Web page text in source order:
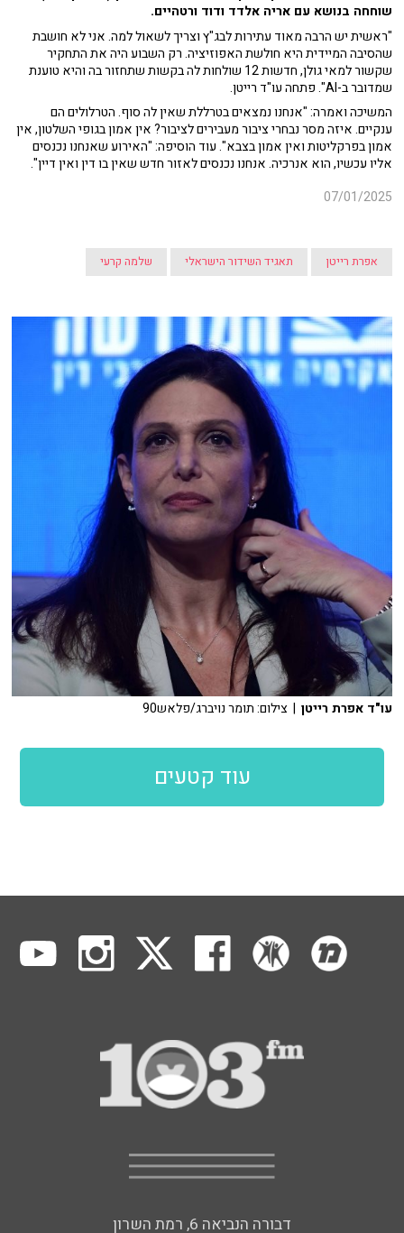
שוחחה בנושא עם אריה אלדד ודוד ורטהיים.
"ראשית יש הרבה מאוד עתירות לבג"ץ וצריך לשאול למה. אני לא חושבת
שהסיבה המיידית היא חולשת האפוזיציה. רק השבוע היה את התחקיר
שקשור למאי גולן, חדשות 12 שולחות לה בקשות שתחזור בה והיא טוענת
שמדובר ב-AI". פתחה עו"ד רייטן.
המשיכה ואמרה: "אנחנו נמצאים בטרללת שאין לה סוף. הטרלולים הם
ענקיים. איזה מסר נבחרי ציבור מעבירים לציבור? אין אמון בגופי השלטון, אין
אמון בפרקליטות ואין אמון בצבא". עוד הוסיפה: "האירוע שאנחנו נכנסים
אליו עכשיו, הוא אנרכיה. אנחנו נכנסים לאזור חדש שאין בו דין ואין דיין".
07/01/2025
אפרת רייטן תאגיד השידור הישראלי שלמה קרעי
עו"ד אפרת רייטן | צילום: תומר נויברג/פלאש90
עוד קטעים
דבורה הנביאה 6, רמת השרון